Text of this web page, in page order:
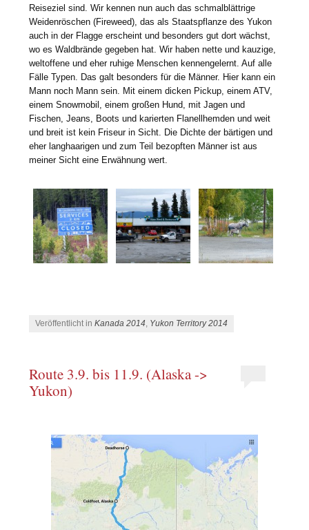
Reiseziel sind. Wir kennen nun auch das schmalblättrige
Weidenröschen (Fireweed), das als Staatspflanze des Yukon
auch in der Flagge erscheint und besonders gut dort wächst,
wo es Waldbrände gegeben hat. Wir haben nette und kauzige,
weltoffene und eher ruhige Menschen kennengelernt. Auf alle
Fälle Typen. Das galt besonders für die Männer. Hier kann ein
Mann noch Mann sein. Mit einem dicken Pickup, einem ATV,
einem Snowmobil, einem großen Hund, mit Jagen und
Fischen, Jeans, Boots und karierten Flanellhemden und weit
und breit ist kein Friseur in Sicht. Die Dichte der bärtigen und
eher langhaarigen und zum Teil bezopften Männer ist aus
meiner Sicht eine Erwähnung wert.
Veröffentlicht inKanada 2014, Yukon Territory 2014
Route 3.9. bis 11.9. (Alaska ->
Yukon)